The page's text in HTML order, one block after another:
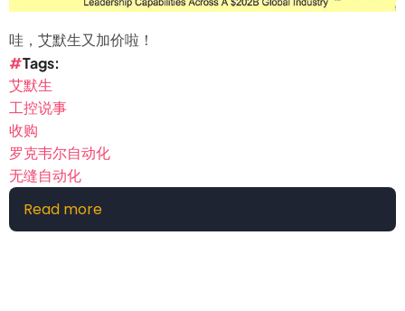
哇，艾默生又加价啦！
Tags
艾默生
工控说事
收购
罗克韦尔自动化
无缝自动化
Read more
艾